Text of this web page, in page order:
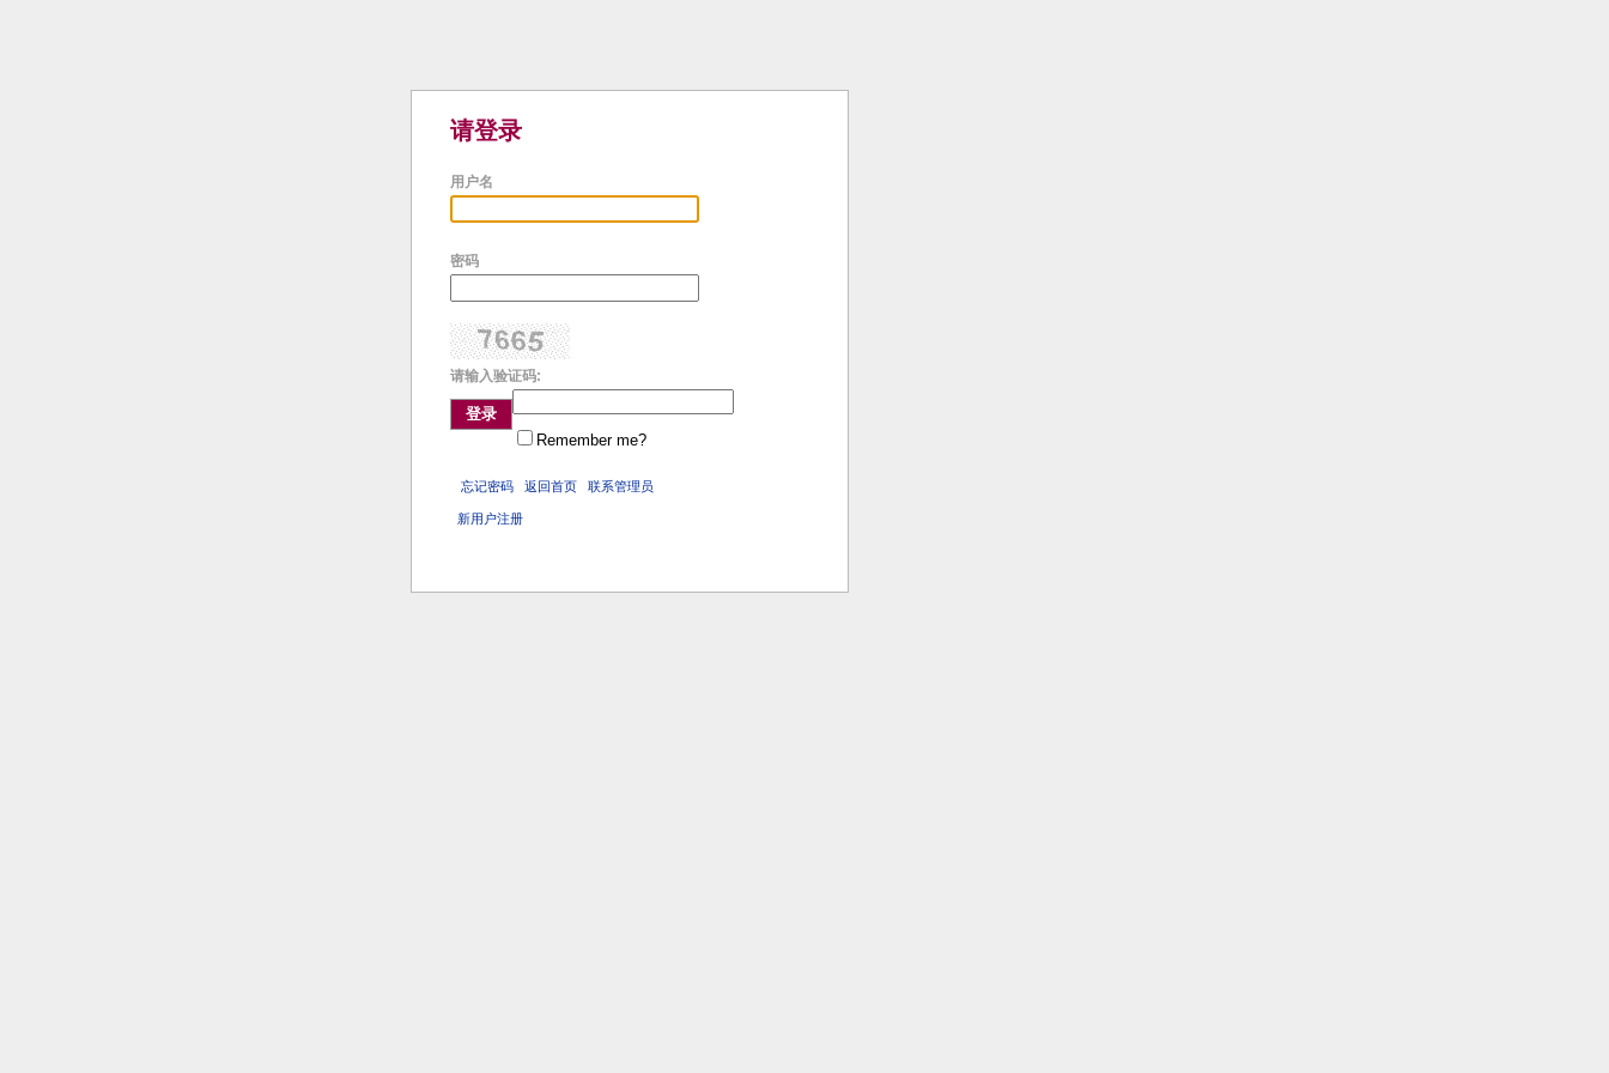
请登录
用户名
密码
请输入验证码:
登录
Remember me?
忘记密码 返回首页 联系管理员
新用户注册